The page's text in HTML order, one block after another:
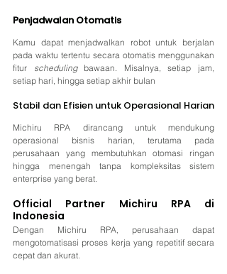
Penjadwalan Otomatis
Kamu dapat menjadwalkan robot untuk berjalan
pada waktu tertentu secara otomatis menggunakan
fitur scheduling bawaan. Misalnya, setiap jam,
setiap hari, hingga setiap akhir bulan
Stabil dan Efisien untuk Operasional Harian
Michiru RPA dirancang untuk mendukung
operasional bisnis harian, terutama pada
perusahaan yang membutuhkan otomasi ringan
hingga menengah tanpa kompleksitas sistem
enterprise yang berat.
Official Partner Michiru RPA di
Indonesia
mengotomatisasi proses kerja yang repetitif secara
cepat dan akurat